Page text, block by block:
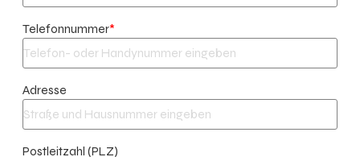
Telefonnummer*
Adresse
Postleitzahl (PLZ)